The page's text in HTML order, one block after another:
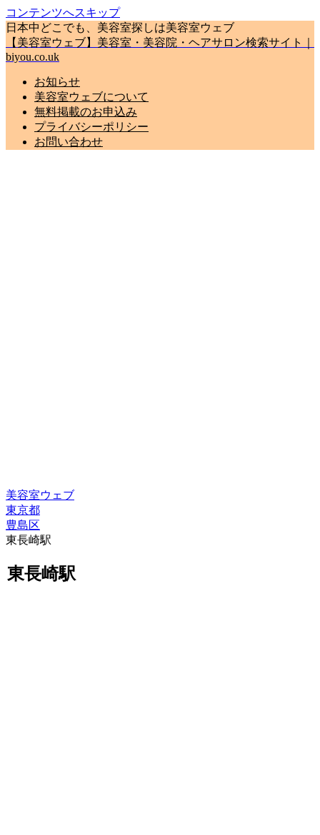
コンテンツへスキップ
日本中どこでも、美容室探しは美容室ウェブ
【美容室ウェブ】美容室・美容院・ヘアサロン検索サイト｜
biyou.co.uk
お知らせ
美容室ウェブについて
無料掲載のお申込み
プライバシーポリシー
お問い合わせ
美容室ウェブ
東京都
豊島区
東長崎駅
東長崎駅